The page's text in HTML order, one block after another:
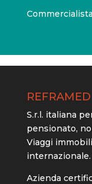
REFRAMED
S.r.l. italiana
pensionato,
Viaggi
Azienda